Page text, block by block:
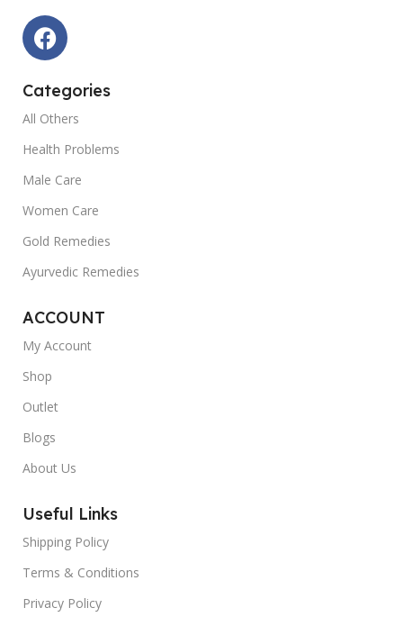
Categories
All Others
Health Problems
Male Care
Women Care
Gold Remedies
Ayurvedic Remedies
ACCOUNT
My Account
Shop
Outlet
Blogs
About Us
Useful Links
Shipping Policy
Terms & Conditions
Privacy Policy